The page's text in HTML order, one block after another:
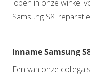
lopen in onze winkel
Samsung S8
Inname Samsung
Een van onze